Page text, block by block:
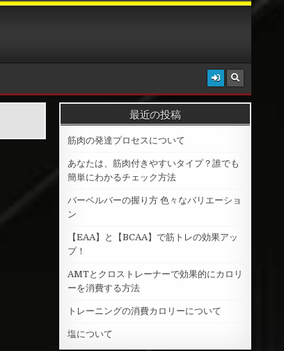
最近の投稿
筋肉の発達プロセスについて
あなたは、筋肉付きやすいタイプ？誰でも
簡単にわかるチェック方法
バーベルバーの握り方 色々なバリエーショ
ン
【EAA】と【BCAA】で筋トレの効果アッ
プ！
AMTとクロストレーナーで効果的にカロリ
ーを消費する方法
トレーニングの消費カロリーについて
塩について